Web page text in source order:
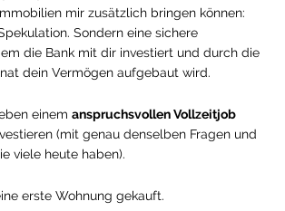
mir zusätzlich bringen können:
Sondern eine sichere
die Bank mit dir investiert und durch die
dein Vermögen aufgebaut wird.
einem anspruchsvollen Vollzeitjob
(mit genau denselben Fragen und
viele heute haben).
erste Wohnung gekauft.